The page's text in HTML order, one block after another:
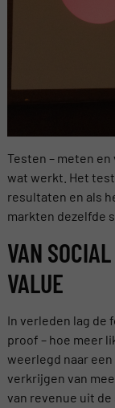
Testen – meten
wat werkt. Het
resultaten en als
markten dezelfde
VAN
VALUE
In verleden lag de
proof – hoe meer
weerlegd naar een
verkrijgen van
van revenue uit